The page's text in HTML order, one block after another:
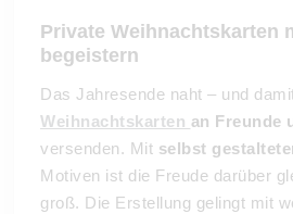
Private Weihnachtskarten
begeistern
Das Jahresende naht – und
Weihnachtskarten an Freunde
versenden. Mit selbst
Motiven ist die Freude darüber
groß. Die Erstellung gelingt mit